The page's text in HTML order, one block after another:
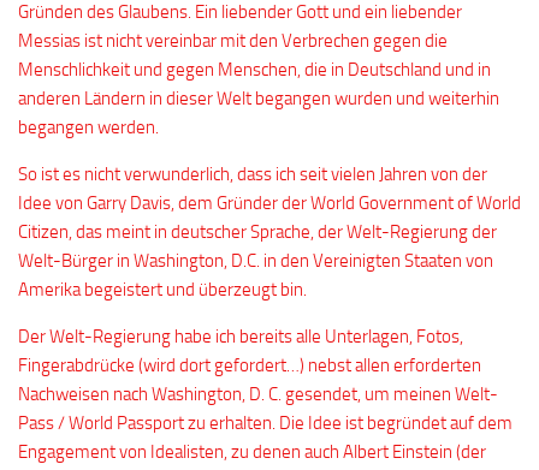
Gründen des Glaubens. Ein liebender Gott und ein liebender
Messias ist nicht vereinbar mit den Verbrechen gegen die
Menschlichkeit und gegen Menschen, die in Deutschland und in
anderen Ländern in dieser Welt begangen wurden und weiterhin
begangen werden.
So ist es nicht verwunderlich, dass ich seit vielen Jahren von der
Idee von Garry Davis, dem Gründer der World Government of World
Citizen, das meint in deutscher Sprache, der Welt-Regierung der
Welt-Bürger in Washington, D.C. in den Vereinigten Staaten von
Amerika begeistert und überzeugt bin.
Der Welt-Regierung habe ich bereits alle Unterlagen, Fotos,
Fingerabdrücke (wird dort gefordert…) nebst allen erforderten
Nachweisen nach Washington, D. C. gesendet, um meinen Welt-
Pass / World Passport zu erhalten. Die Idee ist begründet auf dem
Engagement von Idealisten, zu denen auch Albert Einstein (der